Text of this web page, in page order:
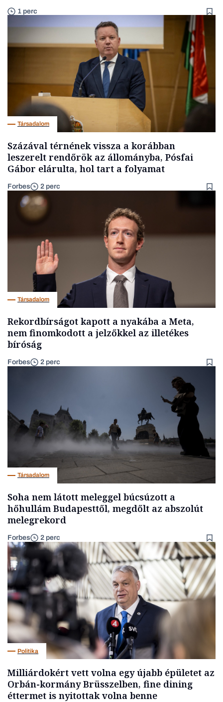
1 perc
Társadalom
Százával térnének vissza a korábban
leszerelt rendőrök az állományba, Pósfai
Gábor elárulta, hol tart a folyamat
Forbes 2 perc
Társadalom
Rekordbírságot kapott a nyakába a Meta,
nem finomkodott a jelzőkkel az illetékes
bíróság
Forbes 2 perc
Társadalom
Soha nem látott meleggel búcsúzott a
hőhullám Budapesttől, megdőlt az abszolút
melegrekord
Forbes 2 perc
Politika
Milliárdokért vett volna egy újabb épületet az
Orbán-kormány Brüsszelben, fine dining
éttermet is nyitottak volna benne